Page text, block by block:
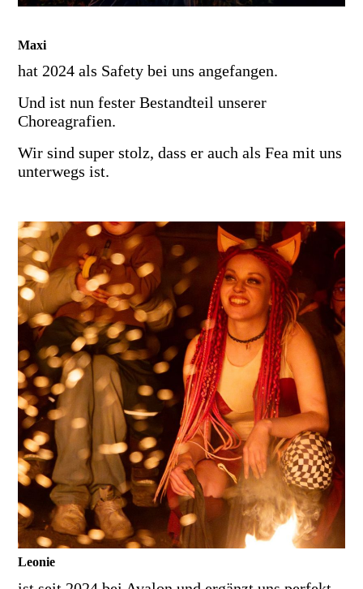
Maxi
hat 2024 als Safety bei uns angefangen.
Und ist nun fester Bestandteil unserer
Choreagrafien.
Wir sind super stolz, dass er auch als Fea mit uns
unterwegs ist.
Leonie